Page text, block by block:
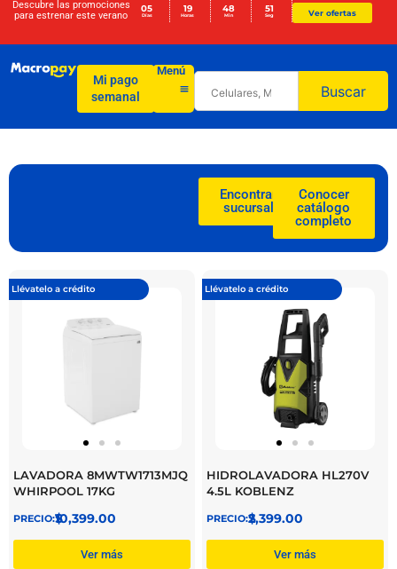
Descubre las promociones
para estrenar este verano
05
Días
19
Horas
48
Min
50
Seg Ver ofertas
Mi pago
semanal
Menú
Buscar
Encontrar
sucursal
Conocer
catálogo
completo
Llévatelo a crédito
LAVADORA 8MWTW1713MJQ
WHIRPOOL 17KG
$
10,399.00
Ver más
Llévatelo a crédito
HIDROLAVADORA HL270V
4.5L KOBLENZ
$
2,399.00
Ver más